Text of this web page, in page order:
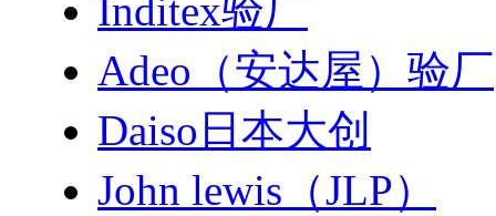
Inditex验厂
Adeo（安达屋）验厂
Daiso日本大创
John lewis（JLP）